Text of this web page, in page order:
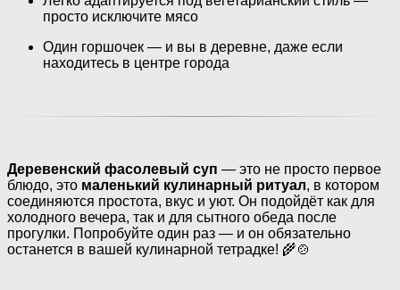
просто исключите мясо
Один горшочек — и вы в деревне, даже если
находитесь в центре города
Деревенский фасолевый суп — это не просто первое
блюдо, это маленький кулинарный ритуал, в котором
соединяются простота, вкус и уют. Он подойдёт как для
холодного вечера, так и для сытного обеда после
прогулки. Попробуйте один раз — и он обязательно
останется в вашей кулинарной тетрадке! 🌾🍲